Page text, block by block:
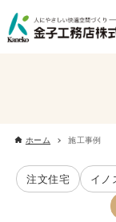
ホーム 施工事例
注文住宅 イノ